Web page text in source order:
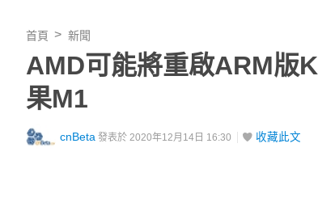
首頁 新聞
AMD可能將重啟ARM版
果M1
cnBeta 發表於 2020年12月14日 16:30 收藏此文